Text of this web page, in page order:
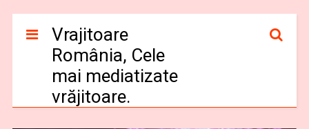
Vrajitoare
România, Cele
mai mediatizate
vrăjitoare.